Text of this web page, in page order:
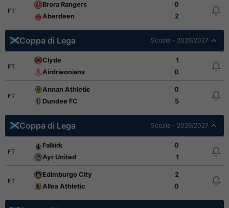
FT
Brora Rangers
0
Aberdeen
2
Coppa di Lega Scozia - 2026/2027
FT
Clyde
1
Airdrieonians
0
FT
Annan Athletic
0
Dundee FC
5
Coppa di Lega Scozia - 2026/2027
FT
Falkirk
0
Ayr United
1
FT
Edimburgo City
2
Alloa Athletic
0